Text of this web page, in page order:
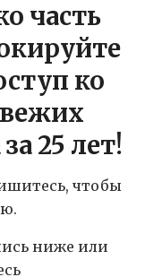
часть
ко
25 лет!
чтобы
ниже или